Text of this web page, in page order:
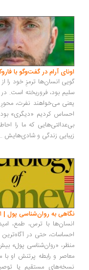
اونای آرام در گفت‌وگو با
گویی انسان‌ها ترمزِ خود را
سلیم بود، فروریخته است.
یعنی می‌خواهند نفرت،
احساس کردیم «دیگری»
بی‌عدالتی‌هایی که ما را
زیبایی زندگی و شادی‌هایش
نگاهی به روان‌شناسی پول |
انسان‌ها با ترس، طمع،
احساسات، حتی در
منظر، «روان‌شناسی پول» بیش
معاصر و رابطه پرتنش او با
نسخه‌های مستقیم یا